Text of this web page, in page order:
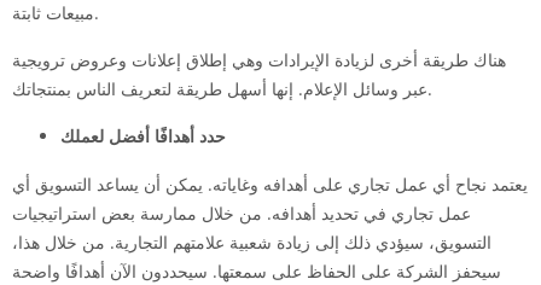
مبيعات ثابتة.
هناك طريقة أخرى لزيادة الإيرادات وهي إطلاق إعلانات وعروض ترويجية
عبر وسائل الإعلام. إنها أسهل طريقة لتعريف الناس بمنتجاتك.
حدد أهدافًا أفضل لعملك
يعتمد نجاح أي عمل تجاري على أهدافه وغاياته. يمكن أن يساعد التسويق أي
عمل تجاري في تحديد أهدافه. من خلال ممارسة بعض استراتيجيات
التسويق، سيؤدي ذلك إلى زيادة شعبية علامتهم التجارية. من خلال هذا،
سيحفز الشركة على الحفاظ على سمعتها. سيحددون الآن أهدافًا واضحة